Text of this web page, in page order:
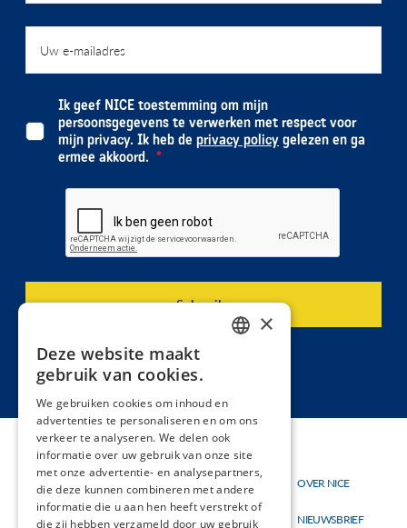
Ik geef NICE toestemming om mijn
persoonsgegevens te verwerken met respect voor
mijn privacy. Ik heb de privacy policy gelezen en ga
ermee akkoord.
Hoofdnavigatie
Thema's
Materialen
Topmenu
OVER NICE
NIEUWSBRIEF
×
Deze website maakt
gebruik van cookies.
We gebruiken cookies om inhoud en
advertenties te personaliseren en om ons
verkeer te analyseren. We delen ook
informatie over uw gebruik van onze site
met onze advertentie- en analysepartners,
die deze kunnen combineren met andere
informatie die u aan hen heeft verstrekt of
die zij hebben verzameld door uw gebruik